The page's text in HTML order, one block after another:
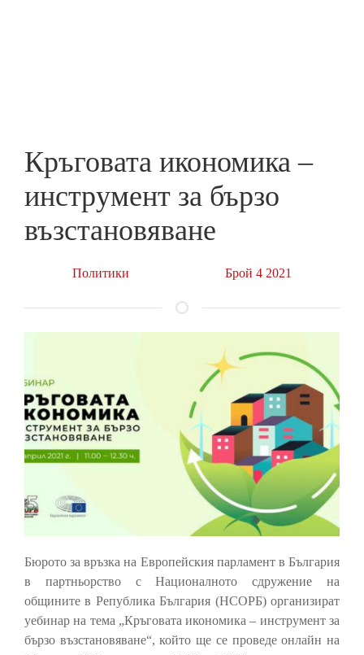
Кръговата икономика ‒
инструмент за бързо
възстановяване
Политики Брой 4 2021
Бюрото за връзка на Европейския парламент в България
в партньорство с Националното сдружение на
общините в Република България (НСОРБ) организират
уебинар на тема „Кръговата икономика ‒ инструмент за
бързо възстановяване“, който ще се проведе онлайн на